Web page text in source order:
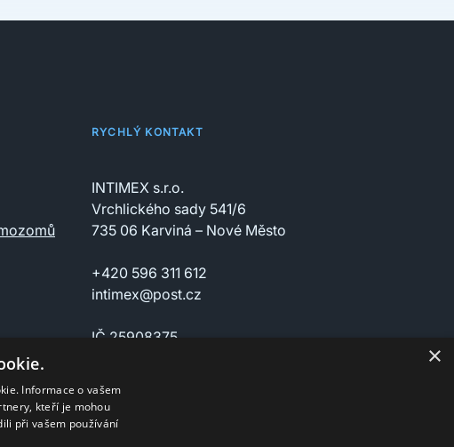
RYCHLÝ KONTAKT
INTIMEX s.r.o.
Vrchlického sady 541/6
735 06 Karviná – Nové Město
+420 596 311 612
intimex@post.cz
IČ 25908375
×
Informace o vašem
kteří je mohou
při vašem používání